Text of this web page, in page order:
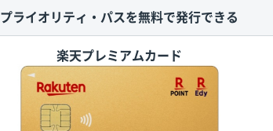
プライオリティ・パスを無料で発行できる
楽天プレミアムカード